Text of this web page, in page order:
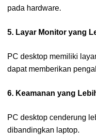
pada hardware.
5. Layar Monitor yang
PC desktop memiliki
dapat memberikan
6. Keamanan yang
PC desktop cenderung
dibandingkan laptop.